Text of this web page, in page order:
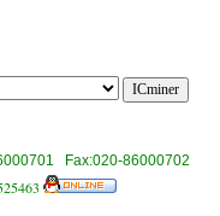
Fax:020-86000702